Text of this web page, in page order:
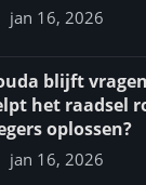
jan 16, 2026
blijft
het raadsel
oplossen?
jan 16, 2026